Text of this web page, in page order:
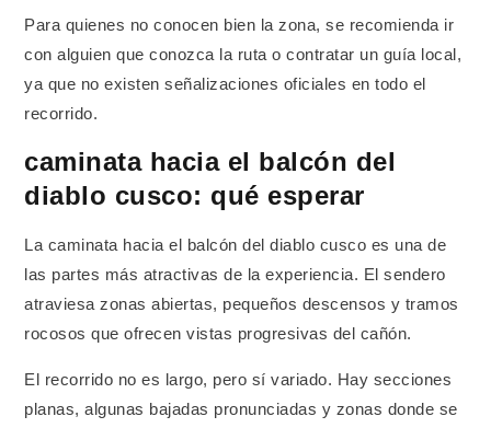
Para quienes no conocen bien la zona, se recomienda ir
con alguien que conozca la ruta o contratar un guía local,
ya que no existen señalizaciones oficiales en todo el
recorrido.
caminata hacia el balcón del
diablo cusco: qué esperar
La caminata hacia el balcón del diablo cusco es una de
las partes más atractivas de la experiencia. El sendero
atraviesa zonas abiertas, pequeños descensos y tramos
rocosos que ofrecen vistas progresivas del cañón.
El recorrido no es largo, pero sí variado. Hay secciones
planas, algunas bajadas pronunciadas y zonas donde se